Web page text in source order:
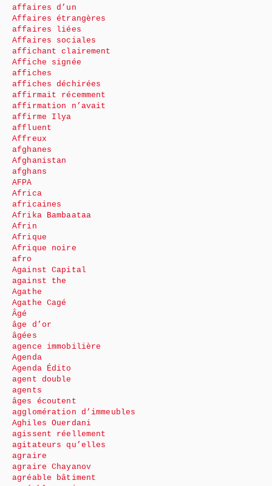
affaires d’un
Affaires étrangères
affaires liées
Affaires sociales
affichant clairement
Affiche signée
affiches
affiches déchirées
affirmait récemment
affirmation n’avait
affirme Ilya
affluent
Affreux
afghanes
Afghanistan
afghans
AFPA
Africa
africaines
Afrika Bambaataa
Afrin
Afrique
Afrique noire
afro
Against Capital
against the
Agathe
Agathe Cagé
Âgé
âge d’or
âgées
agence immobilière
Agenda
Agenda Édito
agent double
agents
âges écoutent
agglomération d’immeubles
Aghiles Ouerdani
agissent réellement
agitateurs qu’elles
agraire
agraire Chayanov
agréable bâtiment